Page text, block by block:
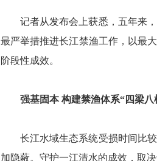
记者从发布会上获悉，五年来
最严举措推进长江禁渔工作，以最
阶段性成效。
强基固本 构建禁渔体系“四梁八
长江水域生态系统受损时间比
加隐蔽。守护一江清水的成效，取